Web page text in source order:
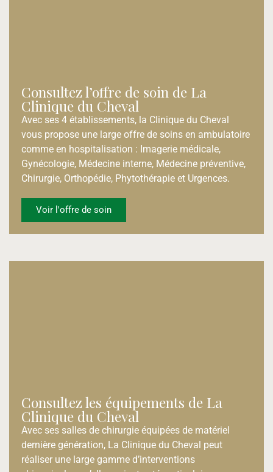
Consultez l’offre de soin de La
Clinique du Cheval
Avec ses 4 établissements, la Clinique du Cheval
vous propose une large offre de soins en ambulatoire
comme en hospitalisation : Imagerie médicale,
Gynécologie, Médecine interne, Médecine préventive,
Chirurgie, Orthopédie, Phytothérapie et Urgences.
Voir l'offre de soin
Consultez les équipements de La
Clinique du Cheval
Avec ses salles de chirurgie équipées de matériel
dernière génération, La Clinique du Cheval peut
réaliser une large gamme d’interventions